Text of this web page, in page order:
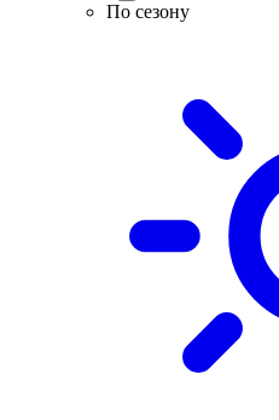
По сезону